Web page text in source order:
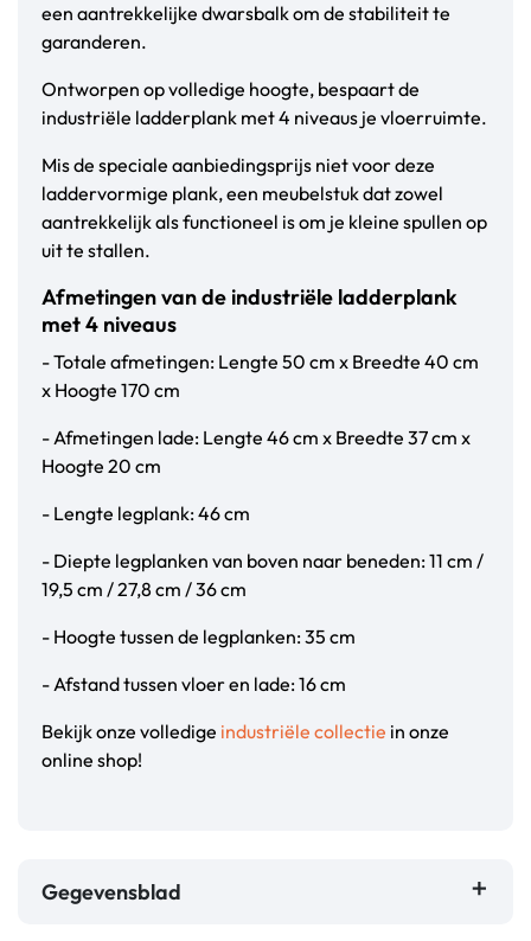
een aantrekkelijke dwarsbalk om de stabiliteit te
garanderen.
Ontworpen op volledige hoogte, bespaart de
industriële ladderplank met 4 niveaus je vloerruimte.
Mis de speciale aanbiedingsprijs niet voor deze
laddervormige plank, een meubelstuk dat zowel
aantrekkelijk als functioneel is om je kleine spullen op
uit te stallen.
Afmetingen van de industriële ladderplank
met 4 niveaus
- Totale afmetingen: Lengte 50 cm x Breedte 40 cm
x Hoogte 170 cm
- Afmetingen lade: Lengte 46 cm x Breedte 37 cm x
Hoogte 20 cm
- Lengte legplank: 46 cm
- Diepte legplanken van boven naar beneden: 11 cm /
19,5 cm / 27,8 cm / 36 cm
- Hoogte tussen de legplanken: 35 cm
- Afstand tussen vloer en lade: 16 cm
Bekijk onze volledige industriële collectie in onze
online shop!
Gegevensblad